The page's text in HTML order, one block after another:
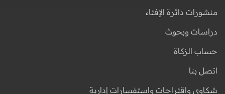
منشورات دائرة الإفتاء
دراسات وبحوث
حساب الزكاة
اتصل بنا
شكاوى واقتراحات واستفسارات إدارية